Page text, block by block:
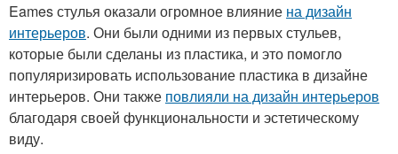
Eames стулья оказали огромное влияние на дизайн
интерьеров. Они были одними из первых стульев,
которые были сделаны из пластика, и это помогло
популяризировать использование пластика в дизайне
интерьеров. Они также повлияли на дизайн интерьеров
благодаря своей функциональности и эстетическому
виду.